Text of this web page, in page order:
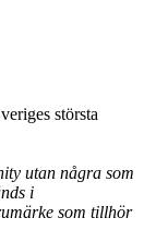
största
utan några som
i
som tillhör